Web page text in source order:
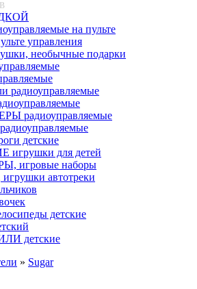
на пульте
управления
необычные подарки
радиоуправляемые
радиоуправляемые
детские
для детей
игровые наборы
автотреки
детские
детские
» Sugar